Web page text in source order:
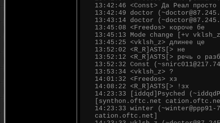
13:42:46 <Const> Да Реал просто
13:42:49 doctor
13:43:14 doctor
13:45:08 <Freedos> короче бе
13:45:13 Mode change [+v
13:45:25 <vklsh_z> длинее це
13:52:02 <R_R]ASTS[> не
13:52:12 <R_R]ASTS[> речь о
13:52:32 Const
13:53:34 <vklsh_z> ?
14:01:32 <Freedos> хз
14:08:22 <R_R]ASTS[> !зх
14:23:33 [iddqd]Psyched
[synthon.oftc.net
14:23:33 winter
cation.oftc.net]